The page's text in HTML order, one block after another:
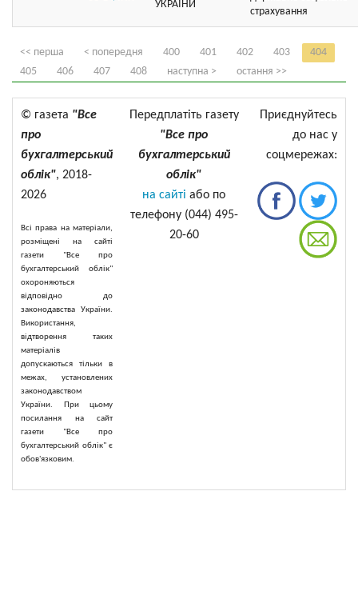
УКРАЇНИ
страхування
<< перша < попередня 400 401 402 403
404
405
406 407 408 наступна > остання >>
© газета "Все
про
бухгалтерський
облік", 2018-
2026
Всі права на матеріали,
розміщені на сайті
газети "Все про
бухгалтерський облік"
охороняються
відповідно до
законодавства України.
Використання,
відтворення таких
матеріалів
допускаються тільки в
межах, установлених
законодавством
України. При цьому
посилання на сайт
газети "Все про
бухгалтерський облік" є
обов'язковим.
Передплатіть газету
"Все про
бухгалтерський
облік"
на сайті або по
телефону (044) 495-
20-60
Приєднуйтесь
до нас у
соцмережах: